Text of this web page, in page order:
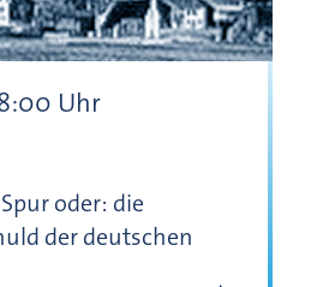
Uhr
oder: die
der deutschen